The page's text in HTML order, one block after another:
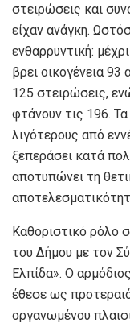
στειρώσεις και
είχαν ανάγκη.
ενθαρρυντική:
βρει οικογένεια
125 στειρώσεις,
φτάνουν τις 196. Τα
λιγότερους από
ξεπεράσει κατά
αποτυπώνει τη
Καθοριστικό ρόλο
του Δήμου με τον
Ελπίδα». Ο
έθεσε ως
οργανωμένου